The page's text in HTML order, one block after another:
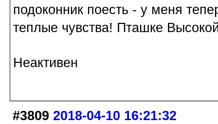
подоконник поесть - у меня
теплые чувства! Пташке
Неактивен
#3809 2018-04-10 16:21:32